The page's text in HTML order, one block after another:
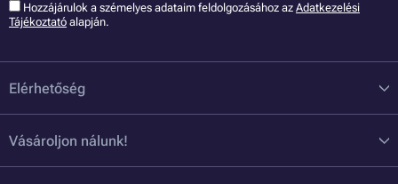
Hozzájárulok a szémelyes adataim feldolgozásához az Adatkezelési
Tájékoztató alapján.
Elérhetőség
Vásároljon nálunk!